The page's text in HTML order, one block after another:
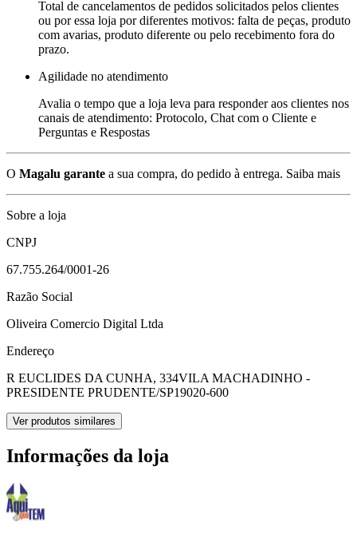
Total de cancelamentos de pedidos solicitados pelos clientes
ou por essa loja por diferentes motivos: falta de peças, produto
com avarias, produto diferente ou pelo recebimento fora do
prazo.
Agilidade no atendimento
Avalia o tempo que a loja leva para responder aos clientes nos
canais de atendimento: Protocolo, Chat com o Cliente e
Perguntas e Respostas
O Magalu garante a sua compra, do pedido à entrega. Saiba mais
Sobre a loja
CNPJ
67.755.264/0001-26
Razão Social
Oliveira Comercio Digital Ltda
Endereço
R EUCLIDES DA CUNHA, 334VILA MACHADINHO -
PRESIDENTE PRUDENTE/SP19020-600
Ver produtos similares
Informações da loja